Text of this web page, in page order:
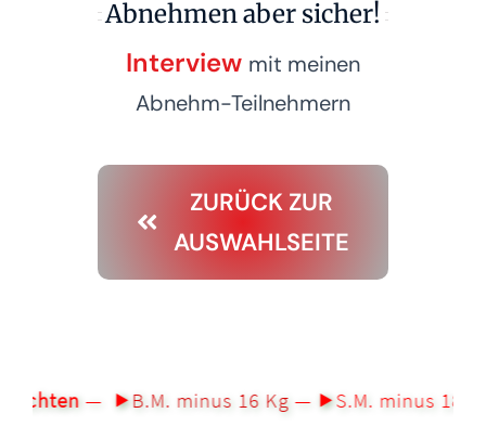
Abnehmen aber sicher!
Interview mit meinen
Abnehm-Teilnehmern
ZURÜCK ZUR
AUSWAHLSEITE
— ⯈B.M. minus 16 Kg— ⯈S.M. minus 18 Kg